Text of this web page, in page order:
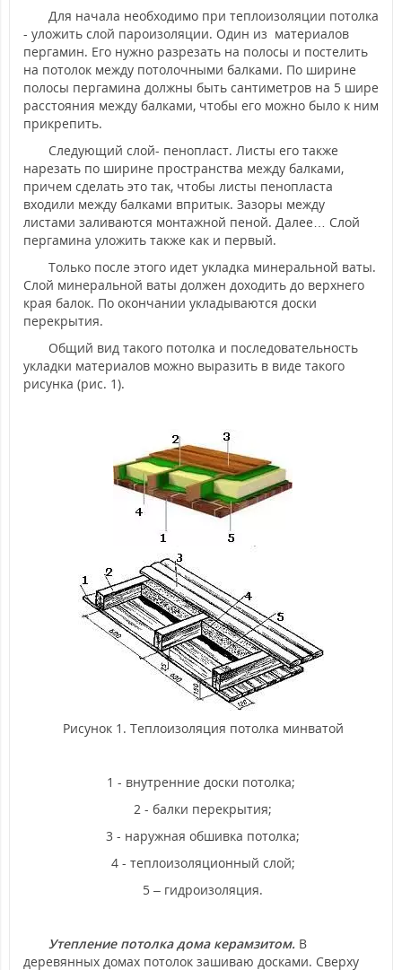
Для начала необходимо при теплоизоляции потолка
- уложить слой пароизоляции. Один из материалов
пергамин. Его нужно разрезать на полосы и постелить
на потолок между потолочными балками. По ширине
полосы пергамина должны быть сантиметров на 5 шире
расстояния между балками, чтобы его можно было к ним
прикрепить.
Следующий слой- пенопласт. Листы его также
нарезать по ширине пространства между балками,
причем сделать это так, чтобы листы пенопласта
входили между балками впритык. Зазоры между
листами заливаются монтажной пеной. Далее… Слой
пергамина уложить также как и первый.
Только после этого идет укладка минеральной ваты.
Слой минеральной ваты должен доходить до верхнего
края балок. По окончании укладываются доски
перекрытия.
Общий вид такого потолка и последовательность
укладки материалов можно выразить в виде такого
рисунка (рис. 1).
Рисунок 1. Теплоизоляция потолка минватой
1 - внутренние доски потолка;
2 - балки перекрытия;
3 - наружная обшивка потолка;
4 - теплоизоляционный слой;
5 – гидроизоляция.
Утепление потолка дома керамзитом. В
деревянных домах потолок зашиваю досками. Сверху